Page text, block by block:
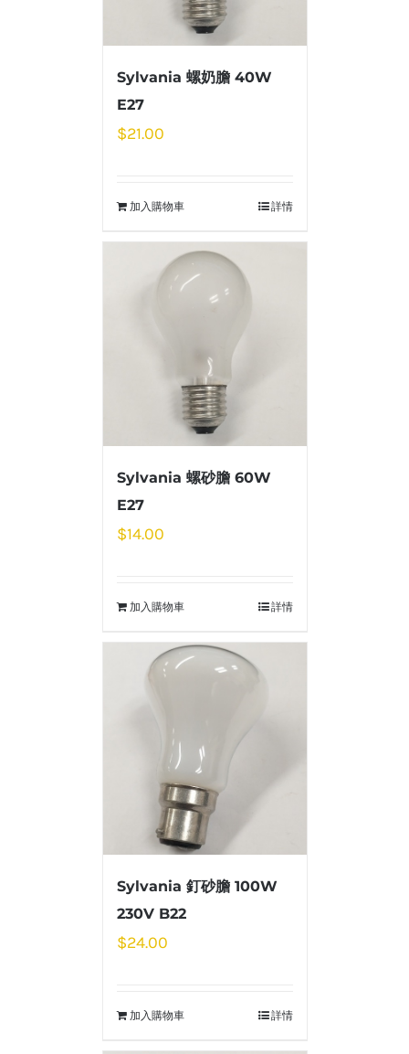
Sylvania 螺奶膽 40W
E27
$21.00
加入購物車 詳情
Sylvania 螺砂膽 60W
E27
$14.00
加入購物車 詳情
Sylvania 釘砂膽 100W
230V B22
$24.00
加入購物車 詳情